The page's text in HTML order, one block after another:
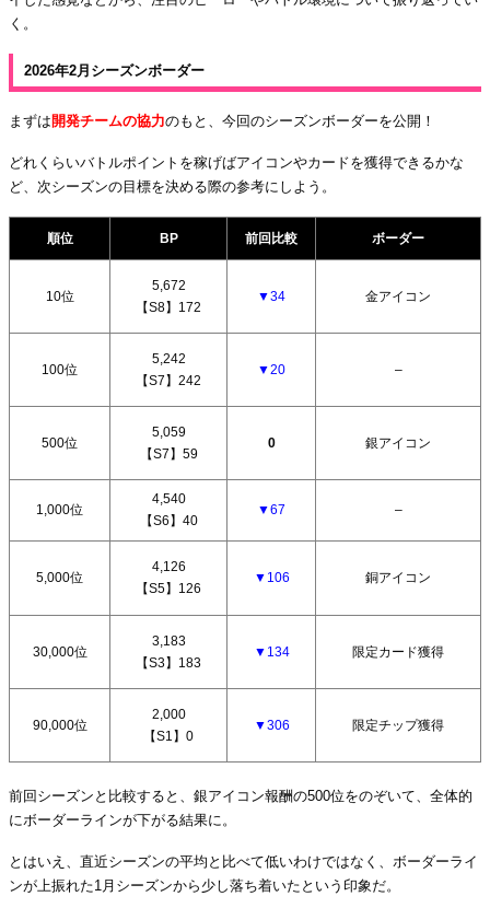
く。
2026年2月シーズンボーダー
まずは 開発チームの協力のもと、今回のシーズンボーダーを公開！
どれくらいバトルポイントを稼げばアイコンやカードを獲得できるかな
ど、次シーズンの目標を決める際の参考にしよう。
順位 BP 前回比較 ボーダー
10位
5,672
【S8】172
▼34 金アイコン
100位
5,242
【S7】242
▼20 –
500位
5,059
【S7】59
0 銀アイコン
1,000位
4,540
【S6】40
▼67 –
5,000位
4,126
【S5】126
▼106 銅アイコン
30,000位
3,183
【S3】183
▼134 限定カード獲得
90,000位
2,000
【S1】0
▼306 限定チップ獲得
前回シーズンと比較すると、銀アイコン報酬の500位をのぞいて、全体的
にボーダーラインが下がる結果に。
とはいえ、直近シーズンの平均と比べて低いわけではなく、ボーダーライ
ンが上振れた1月シーズンから少し落ち着いたという印象だ。